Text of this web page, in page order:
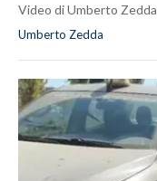
Video di Umberto Zedda
Umberto Zedda